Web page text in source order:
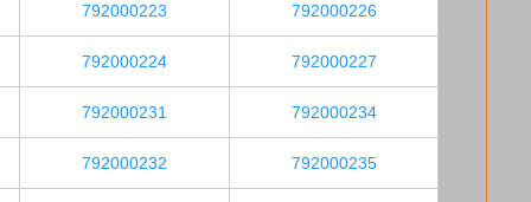
792000223 792000226
792000224 792000227
792000231 792000234
792000232 792000235